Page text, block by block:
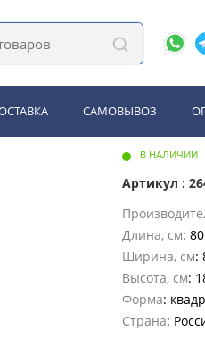
САМОВЫВОЗ
Душевое ограждение River
MORAVA
В НАЛИЧИИ
Артикул :
Длина, см: 80
Ширина, см:
Высота, см:
Форма:
Страна: